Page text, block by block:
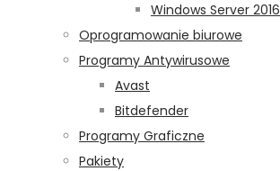
Windows Server 2016
Oprogramowanie biurowe
Programy Antywirusowe
Avast
Bitdefender
Programy Graficzne
Pakiety